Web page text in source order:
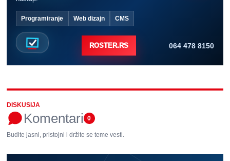
Programiranje Web dizajn CMS
ROSTER.RS 064 478 8150
DISKUSIJA
Komentari 0
Budite jasni, pristojni i držite se teme vesti.